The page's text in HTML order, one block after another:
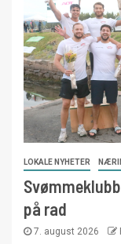
LOKALE NYHETER
på rad
7. august 2026